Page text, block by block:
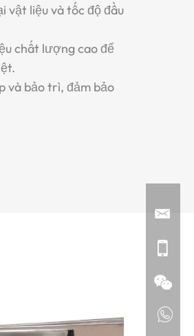
vật liệu và tốc độ đầu
chất lượng cao để
và bảo trì, đảm bảo